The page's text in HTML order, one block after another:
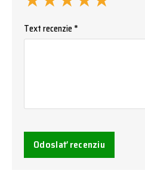
Text recenzie *
Odoslať recenziu